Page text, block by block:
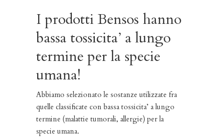
I prodotti Bensos hanno
bassa tossicita’ a lungo
termine per la specie
umana!
Abbiamo selezionato le sostanze utilizzate fra
quelle classificate con bassa tossicita’ a lungo
termine (malattie tumorali, allergie) per la
specie umana.